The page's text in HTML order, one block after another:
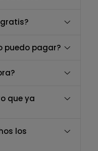
puedo pagar?
que ya
los